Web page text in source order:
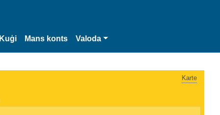
Kuģi Mans konts Valoda
Karte